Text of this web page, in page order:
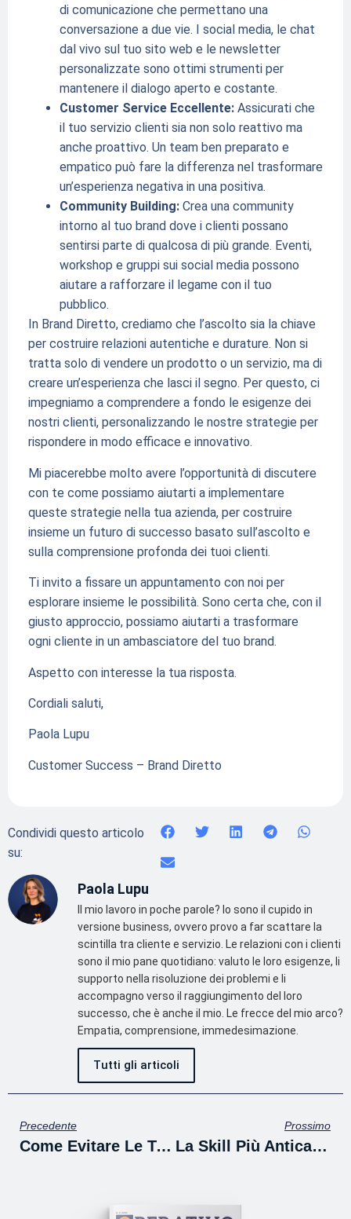
di comunicazione che permettano una
conversazione a due vie. I social media, le chat
dal vivo sul tuo sito web e le newsletter
personalizzate sono ottimi strumenti per
mantenere il dialogo aperto e costante.
Customer Service Eccellente:Assicurati che
il tuo servizio clienti sia non solo reattivo ma
anche proattivo. Un team ben preparato e
empatico può fare la differenza nel trasformare
un’esperienza negativa in una positiva.
Community Building:Crea una community
intorno al tuo brand dove i clienti possano
sentirsi parte di qualcosa di più grande. Eventi,
workshop e gruppi sui social media possono
aiutare a rafforzare il legame con il tuo
pubblico.
In Brand Diretto, crediamo che l’ascolto sia la chiave
per costruire relazioni autentiche e durature. Non si
tratta solo di vendere un prodotto o un servizio, ma di
creare un’esperienza che lasci il segno. Per questo, ci
impegniamo a comprendere a fondo le esigenze dei
nostri clienti, personalizzando le nostre strategie per
rispondere in modo efficace e innovativo.
Mi piacerebbe molto avere l’opportunità di discutere
con te come possiamo aiutarti a implementare
queste strategie nella tua azienda, per costruire
insieme un futuro di successo basato sull’ascolto e
sulla comprensione profonda dei tuoi clienti.
Ti invito a fissare un appuntamento con noi per
esplorare insieme le possibilità. Sono certa che, con il
giusto approccio, possiamo aiutarti a trasformare
ogni cliente in un ambasciatore del tuo brand.
Aspetto con interesse la tua risposta.
Cordiali saluti,
Paola Lupu
Customer Success – Brand Diretto
Condividi questo articolo
su:
Paola Lupu
Il mio lavoro in poche parole? Io sono il cupido in
versione business, ovvero provo a far scattare la
scintilla tra cliente e servizio. Le relazioni con i clienti
sono il mio pane quotidiano: valuto le loro esigenze, li
supporto nella risoluzione dei problemi e li
accompagno verso il raggiungimento del loro
successo, che è anche il mio. Le frecce del mio arco?
Empatia, comprensione, immedesimazione.
Tutti gli articoli
Precedente
Come Evitare Le Truffe Del Web
Prossimo
La Skill Più Antica È Anche La Più Utile Nell’era AI